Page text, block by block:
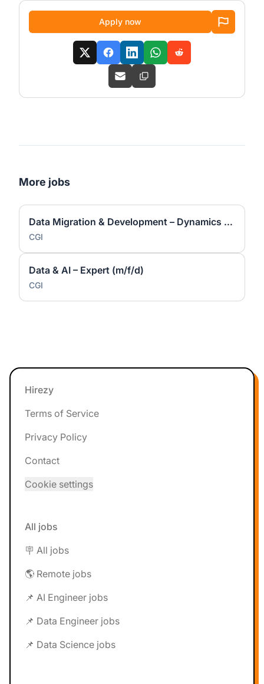
Apply now
More jobs
Data Migration & Development – Dynamics 365 / Power Platform (m/w/d)
CGI
Data & AI – Expert (m/f/d)
CGI
Footer
Hirezy
Terms of Service
Privacy Policy
Contact
Cookie settings
All jobs
🪧 All jobs
🌎 Remote jobs
📌 AI Engineer jobs
📌 Data Engineer jobs
📌 Data Science jobs